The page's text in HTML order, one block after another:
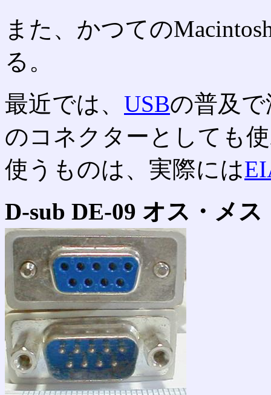
また、かつての
る。
最近では、 USBの普及で
のコネクターとしても
使うものは、実際には
D-sub DE-09 オス・メス